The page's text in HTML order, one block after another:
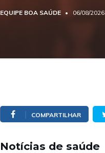
EQUIPE BOA SAÚDE 06/08/2026
COMPARTILHAR
Notícias de saúde